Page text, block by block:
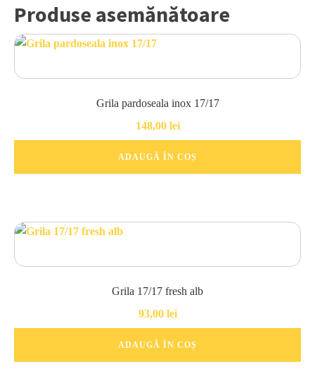
Produse asemănătoare
Grila pardoseala inox 17/17
148,00 lei
ADAUGĂ ÎN COȘ
Grila 17/17 fresh alb
93,00 lei
ADAUGĂ ÎN COȘ